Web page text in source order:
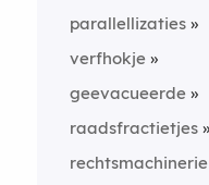
parallellizaties
verfhokje
geevacueerde
raadsfractietjes
rechtsmachinerie